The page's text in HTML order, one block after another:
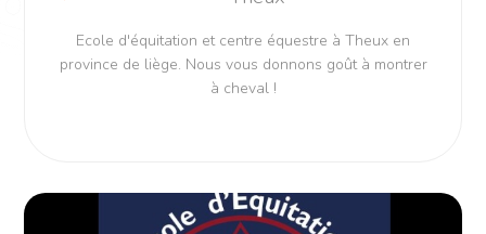
Ecole d'équitation et centre équestre à Theux en
province de liège. Nous vous donnons goût à montrer
à cheval !